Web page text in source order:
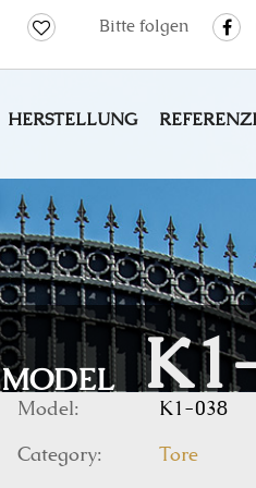
Bitte folgen
HERSTELLUNG
MODEL
Model: K1-038
Category: Tore